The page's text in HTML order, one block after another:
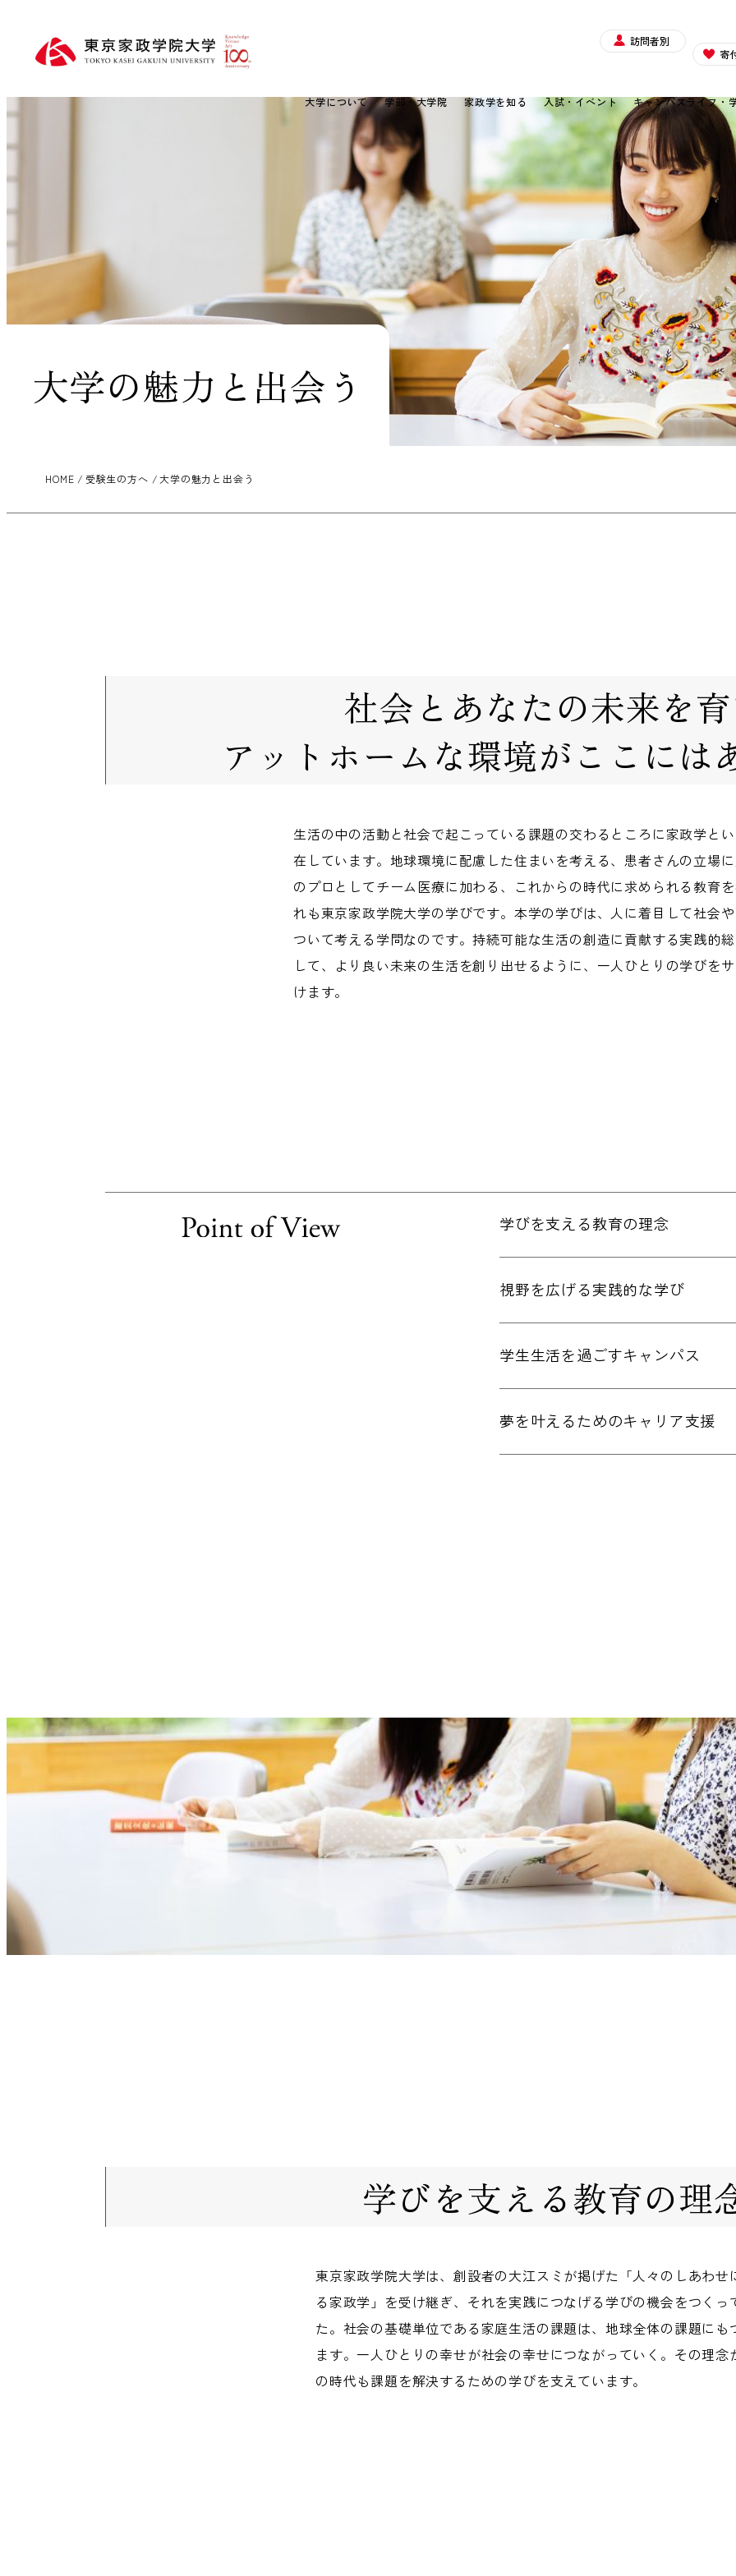
訪問者別
寄
大学について 学部・大学院 家政学を知る 入試・イベント キャンパスライフ・
大学の魅力と出会う
HOME 受験生の方へ 大学の魅力と出会う
社会とあなたの未来を
アットホームな環境がここには
生活の中の活動と社会で起こっている課題の交わるところに家政学と
在しています。地球環境に配慮した住まいを考える、患者さんの立場
のプロとしてチーム医療に加わる、これからの時代に求められる教育
れも東京家政学院大学の学びです。本学の学びは、人に着目して社会
ついて考える学問なのです。持続可能な生活の創造に貢献する実践的
して、より良い未来の生活を創り出せるように、一人ひとりの学びを
けます。
学びを支える教育の理念
視野を広げる実践的な学び
学生生活を過ごすキャンパス
夢を叶えるためのキャリア支援
学びを支える教育の理
東京家政学院大学は、創設者の大江スミが掲げた「人々のしあわせ
る家政学」を受け継ぎ、それを実践につなげる学びの機会をつくっ
た。社会の基礎単位である家庭生活の課題は、地球全体の課題にも
ます。一人ひとりの幸せが社会の幸せにつながっていく。その理念
の時代も課題を解決するための学びを支えています。